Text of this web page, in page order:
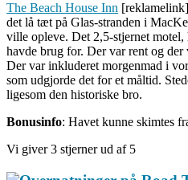
The Beach House Inn
det lå tæt på Glas-stranden i
ville opleve. Det 2,5-stjernet
havde brug for. Der var rent og
Der var inkluderet morgenmad i
som udgjorde det for et måltid.
ligesom den historiske bro.
Bonusinfo: Havet kunne skimtes
Vi giver 3 stjerner ud af 5